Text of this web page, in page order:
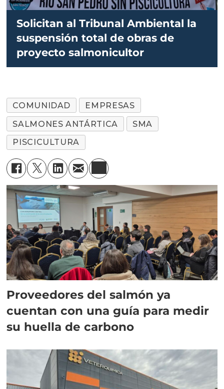
Solicitan al Tribunal Ambiental la
suspensión total de obras de
proyecto salmonicultor
COMUNIDAD
EMPRESAS
SALMONES ANTÁRTICA
SMA
PISCICULTURA
Proveedores del salmón ya
cuentan con una guía para medir
su huella de carbono